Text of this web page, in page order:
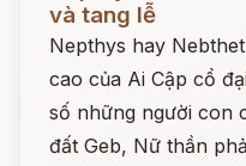
và tang lễ
Nepthys hay
cao của Ai Cập cổ
số những người con
đất Geb, Nữ thần